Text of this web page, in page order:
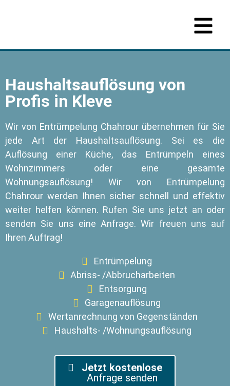
Haushaltsauflösung von
Profis in Kleve
Wir von Entrümpelung Chahrour übernehmen für Sie
jede Art der Haushaltsauflösung. Sei es die
Auflösung einer Küche, das Entrümpeln eines
Wohnzimmers oder eine gesamte
Wohnungsauflösung! Wir von Entrümpelung
Chahrour werden Ihnen sicher schnell und effektiv
weiter helfen können. Rufen Sie uns jetzt an oder
senden Sie uns eine Anfrage. Wir freuen uns auf
Ihren Auftrag!
Entrümpelung
Abriss- /Abbrucharbeiten
Entsorgung
Garagenauflösung
Wertanrechnung von Gegenständen
Haushalts- /Wohnungsauflösung
Jetzt kostenlose
Anfrage senden